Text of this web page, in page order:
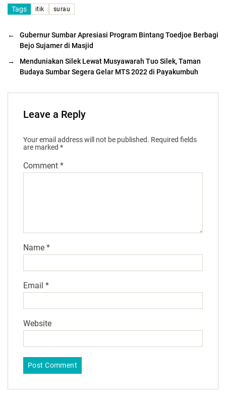
Tags itik surau
←
Gubernur Sumbar Apresiasi Program Bintang Toedjoe Berbagi
Bejo Sujamer di Masjid
→
Menduniakan Silek Lewat Musyawarah Tuo Silek, Taman
Budaya Sumbar Segera Gelar MTS 2022 di Payakumbuh
Leave a Reply
Your email address will not be published. Required fields
are marked *
Comment *
Name *
Email *
Website